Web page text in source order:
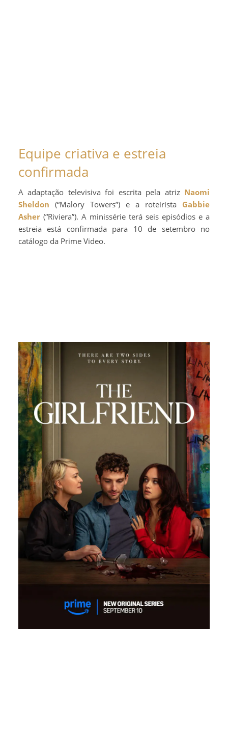
Equipe criativa e estreia
confirmada
A adaptação televisiva foi escrita pela atriz Naomi
Sheldon (“Malory Towers”) e a roteirista Gabbie
Asher (“Riviera”). A minissérie terá seis episódios e a
estreia está confirmada para 10 de setembro no
catálogo da Prime Video.